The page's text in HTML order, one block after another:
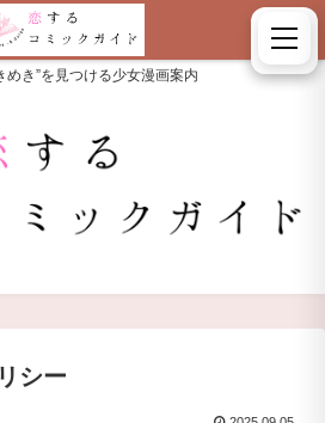
めき”を見つける少女漫画案内
シー
検索